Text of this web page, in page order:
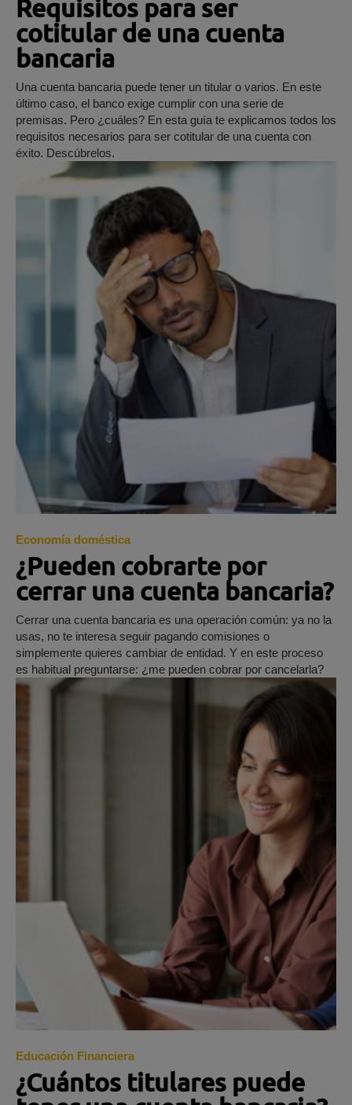
Requisitos para ser
cotitular de una cuenta
bancaria
Una cuenta bancaria puede tener un titular o varios. En este
último caso, el banco exige cumplir con una serie de
premisas. Pero ¿cuáles? En esta guía te explicamos todos los
requisitos necesarios para ser cotitular de una cuenta con
éxito. Descúbrelos.
Economía doméstica
¿Pueden cobrarte por
cerrar una cuenta bancaria?
Cerrar una cuenta bancaria es una operación común: ya no la
usas, no te interesa seguir pagando comisiones o
simplemente quieres cambiar de entidad. Y en este proceso
es habitual preguntarse: ¿me pueden cobrar por cancelarla?
Educación Financiera
¿Cuántos titulares puede